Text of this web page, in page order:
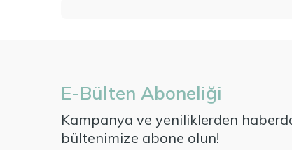
E-Bülten Aboneliği
Kampanya ve yeniliklerden
bültenimize abone olun!